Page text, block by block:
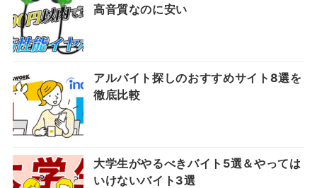
高音質なのに安い
アルバイト探しのおすすめサイト8選を
徹底比較
大学生がやるべきバイト5選＆やっては
いけないバイト3選